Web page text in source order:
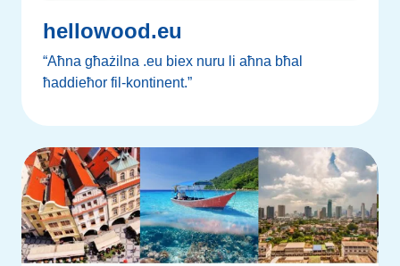
hellowood.eu
“Aħna għażilna .eu biex nuru li aħna bħal
ħaddieħor fil-kontinent.”